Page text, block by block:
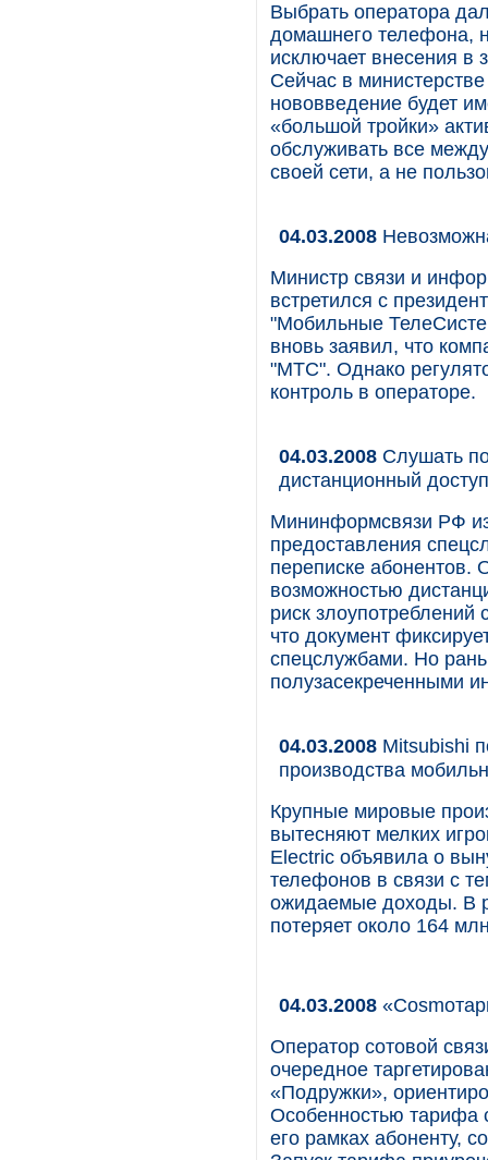
Выбрать оператора
домашнего телефона,
исключает внесения в
Сейчас в
нововведение будет
«большой тройки»
обслуживать все
своей сети, а не
04.03.2008
Министр связи и
встретился с
"Мобильные
вновь заявил, что
"МТС". Однако
контроль в операторе.
04.03.2008 Слушать
дистанционный
Мининформсвязи РФ
предоставления
переписке абонентов.
возможностью
риск
что документ
спецслужбами. Но
полузасекреченными
04.03.2008 Mitsubishi
производства
Крупные мировые
вытесняют мелких
Electric объявила о
телефонов в связи с
ожидаемые доходы. В
потеряет около 164
04.03.2008
Оператор сотовой
очередное
«Подружки»,
Особенностью тарифа
его рамках абоненту,